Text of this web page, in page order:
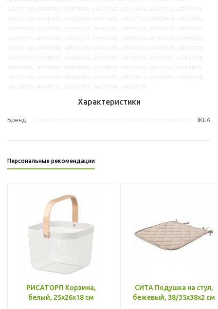
Характеристики
Бренд IKEA
Персональные рекомендации
РИСАТОРП Корзина,
белый, 25x26x18 см
СИТА Подушка на стул,
бежевый, 38/35x38x2 см